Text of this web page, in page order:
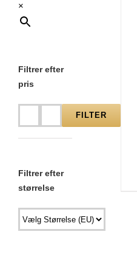
×
Filtrer efter
pris
Mindste
pris
Højeste
pris
FILTER
Filtrer efter
størrelse